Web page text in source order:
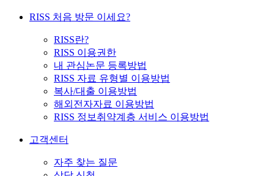
RISS 처음 방문 이세요?
RISS란?
RISS 이용권한
내 관심논문 등록방법
RISS 자료 유형별 이용방법
복사/대출 이용방법
해외전자자료 이용방법
RISS 정보취약계층 서비스 이용방법
고객센터
자주 찾는 질문